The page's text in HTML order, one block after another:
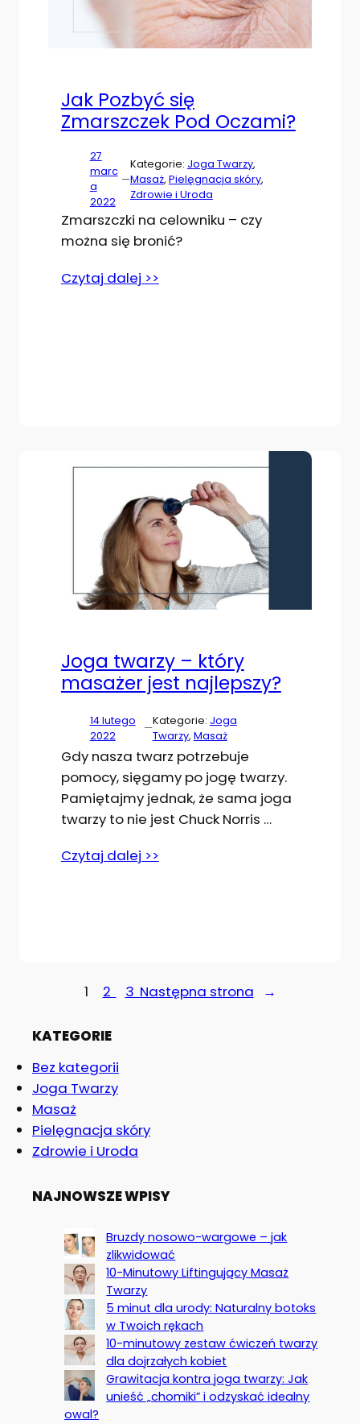
Jak Pozbyć się
Zmarszczek Pod Oczami?
27
marc
a
2022
—
Kategorie: Joga Twarzy
Masaż, Pielęgnacja skóry
Zdrowie i Uroda
Zmarszczki na celowniku – czy
można się bronić?
Czytaj dalej >>
Joga twarzy – który
masażer jest najlepszy?
14 lutego
2022
—
Kategorie: Joga
Twarzy, Masaż
Gdy nasza twarz potrzebuje
pomocy, sięgamy po jogę twarzy.
Pamiętajmy jednak, że sama joga
twarzy to nie jest Chuck Norris …
Czytaj dalej >>
1 2 3 Następna strona →
KATEGORIE
Bez kategorii
Joga Twarzy
Masaż
Pielęgnacja skóry
Zdrowie i Uroda
NAJNOWSZE WPISY
Bruzdy nosowo-wargowe – jak
zlikwidować
10-Minutowy Liftingujący Masaż
Twarzy
5 minut dla urody: Naturalny botoks
w Twoich rękach
10-minutowy zestaw ćwiczeń twarzy
dla dojrzałych kobiet
Grawitacja kontra joga twarzy: Jak
unieść „chomiki” i odzyskać idealny
owal?